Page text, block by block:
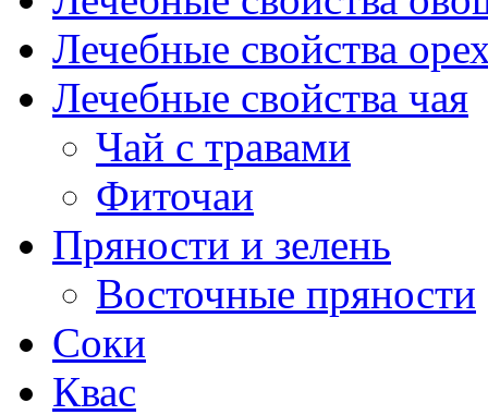
Лечебные свойства
Лечебные свойства чая
Чай с травами
Фиточаи
Пряности и зелень
Восточные пряности
Соки
Квас